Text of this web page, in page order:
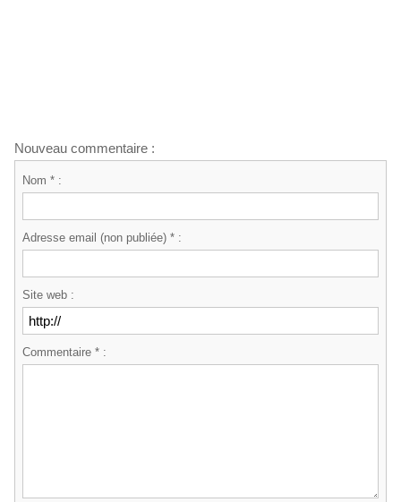
Nouveau commentaire :
Nom * :
Adresse email (non publiée) * :
Site web :
Commentaire * :